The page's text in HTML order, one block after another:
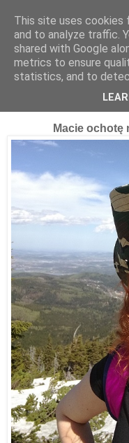
11 maja 2019
Idziemy
Macie ochotę
This site uses cookies
and to analyze traffic.
shared with Google
metrics to ensure
statistics, and to